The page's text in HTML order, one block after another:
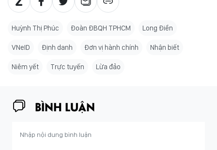
Huỳnh Thị Phúc Đoàn ĐBQH TPHCM Long Điền
VNeID Định danh Đơn vị hành chính Nhận biết
Niêm yết Trực tuyến Lừa đảo
BÌNH LUẬN